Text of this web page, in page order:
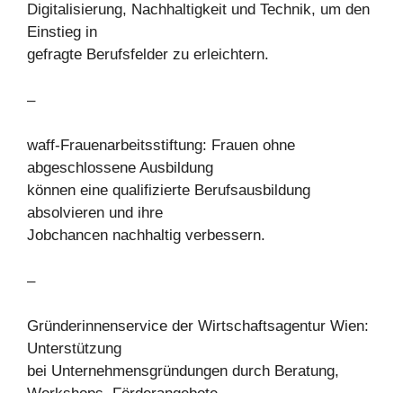
Digitalisierung, Nachhaltigkeit und Technik, um den
Einstieg in
gefragte Berufsfelder zu erleichtern.
–
waff-Frauenarbeitsstiftung: Frauen ohne
abgeschlossene Ausbildung
können eine qualifizierte Berufsausbildung
absolvieren und ihre
Jobchancen nachhaltig verbessern.
–
Gründerinnenservice der Wirtschaftsagentur Wien:
Unterstützung
bei Unternehmensgründungen durch Beratung,